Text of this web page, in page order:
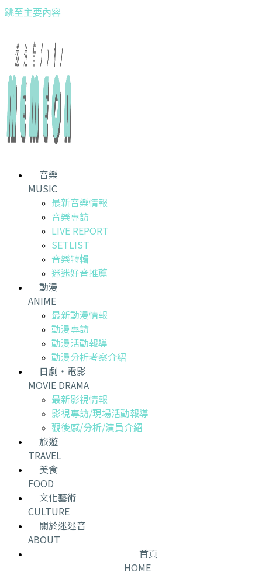
跳至主要內容
音樂
MUSIC
最新音樂情報
音樂專訪
LIVE REPORT
SETLIST
音樂特輯
迷迷好音推薦
動漫
ANIME
最新動漫情報
動漫專訪
動漫活動報導
動漫分析考察介紹
日劇・電影
MOVIE DRAMA
最新影視情報
影視專訪/現場活動報導
觀後感/分析/演員介紹
旅遊
TRAVEL
美食
FOOD
文化藝術
CULTURE
關於迷迷音
ABOUT
首頁
HOME